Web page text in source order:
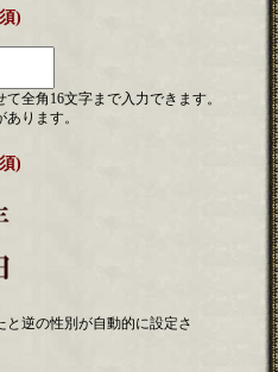
)
全角16文字まで入力できます。
ります。
)
逆の性別が自動的に設定さ